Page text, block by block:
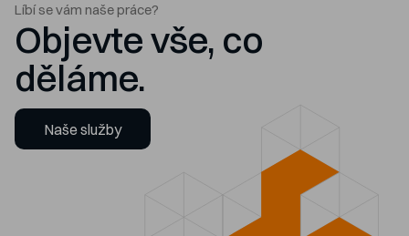
Líbí se vám naše práce?
Objevte vše, co
děláme.
Naše služby